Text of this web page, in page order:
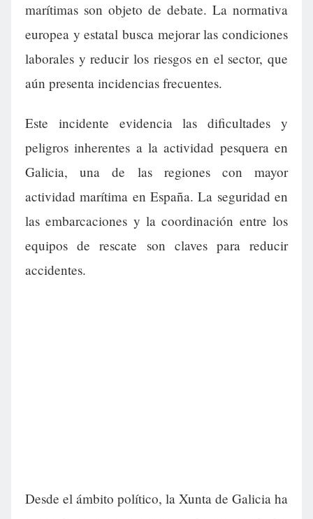
marítimas son objeto de debate. La normativa
europea y estatal busca mejorar las condiciones
laborales y reducir los riesgos en el sector, que
aún presenta incidencias frecuentes.
Este incidente evidencia las dificultades y
peligros inherentes a la actividad pesquera en
Galicia, una de las regiones con mayor
actividad marítima en España. La seguridad en
las embarcaciones y la coordinación entre los
equipos de rescate son claves para reducir
accidentes.
Desde el ámbito político, la Xunta de Galicia ha